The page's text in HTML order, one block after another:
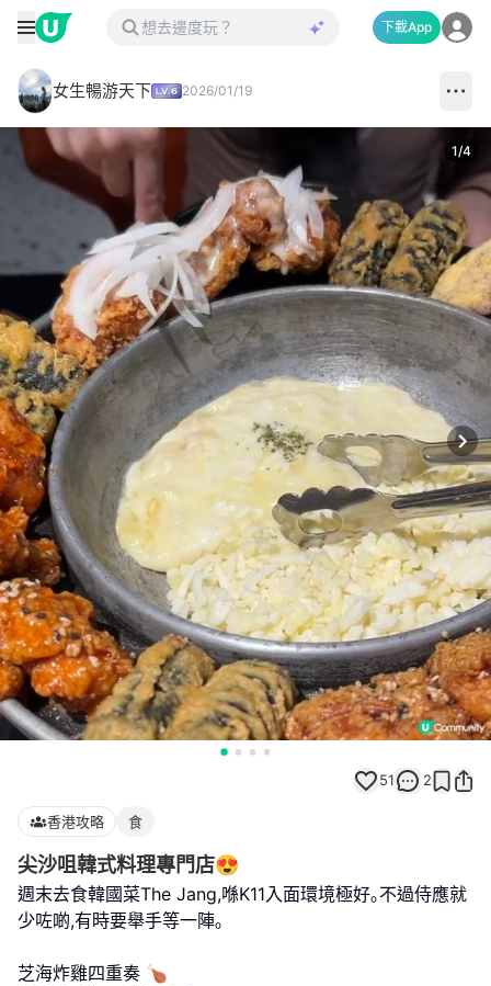
下載App
女生暢游天下 2026/01/19
1/4
51 2
香港攻略 食
尖沙咀韓式料理專門店😍
週末去食韓國菜The Jang,喺K11入面環境極好｡不過侍應就
少咗啲,有時要舉手等一陣｡
芝海炸雞四重奏 🍗